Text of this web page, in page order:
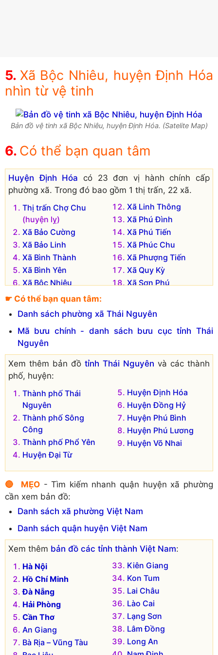
Xã Bộc Nhiêu, huyện Định Hóa
nhìn từ vệ tinh
Bản đồ vệ tinh xã Bộc Nhiêu, huyện Định Hóa. (Satelite Map)
Có thể bạn quan tâm
Huyện Định Hóa có 23 đơn vị hành chính cấp
phường xã. Trong đó bao gồm 1 thị trấn, 22 xã.
Thị trấn Chợ Chu
(huyện lỵ)
Xã Bảo Cường
Xã Bảo Linh
Xã Bình Thành
Xã Bình Yên
Xã Bộc Nhiêu
Xã Điềm Mặc
Xã Định Biên
Xã Đồng Thịnh
Xã Kim Phượng
Xã Lam Vỹ
Xã Linh Thông
Xã Phú Đình
Xã Phú Tiến
Xã Phúc Chu
Xã Phượng Tiến
Xã Quy Kỳ
Xã Sơn Phú
Xã Tân Thịnh
Xã Thanh Định
Xã Trung Hội
Đơn vị hành chính cũ hiện không còn tồn tại là:
Xã Kim Sơn
☛ Có thể bạn quan tâm:
Danh sách phường xã Thái Nguyên
Mã bưu chính - danh sách bưu cục tỉnh Thái
Nguyên
Xem thêm bản đồ tỉnh Thái Nguyên và các thành
phố, huyện:
Thành phố Thái
Nguyên
Thành phố Sông
Công
Thành phố Phổ Yên
Huyện Đại Từ
Huyện Định Hóa
Huyện Đồng Hỷ
Huyện Phú Bình
Huyện Phú Lương
Huyện Võ Nhai
🔴 MẸO- Tìm kiếm nhanh quận huyện xã phường
cần xem bản đồ:
Danh sách xã phường Việt Nam
Danh sách quận huyện Việt Nam
Xem thêm bản đồ các tỉnh thành Việt Nam:
Hà Nội
Hồ Chí Minh
Đà Nẵng
Hải Phòng
Cần Thơ
An Giang
Bà Rịa – Vũng Tàu
Kiên Giang
Kon Tum
Lai Châu
Lào Cai
Lạng Sơn
Lâm Đồng
Long An